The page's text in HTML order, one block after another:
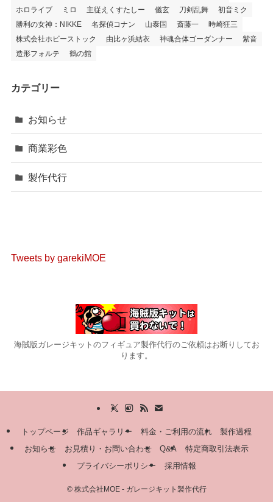
ホロライブ
ミロ 主従えくすたしー 儀玄 刀剣乱舞
初音ミク
勝利の女神：NIKKE
名探偵コナン 山泰国 斎藤一
時崎狂三
株式会社ホビーストック
由比ヶ浜結衣 神魂合体ゴーダンナー
紫音
造形フォルテ
鶴の館
カテゴリー
お知らせ
商業彩色
製作代行
Tweets by garekiMOE
海賊版ガレージキットのフィギュア製作代行のご依頼はお断りしてお
ります。
トップページ 作品ギャラリー 料金・ご利用の流れ
製作過程
お知らせ
お見積り・お問い合わせ Q&A
特定商取引法表示
プライバシーポリシー
採用情報
©株式会社MOE - ガレージキット製作代行